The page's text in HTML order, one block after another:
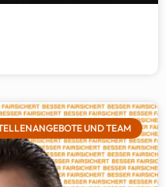
UND TEAM